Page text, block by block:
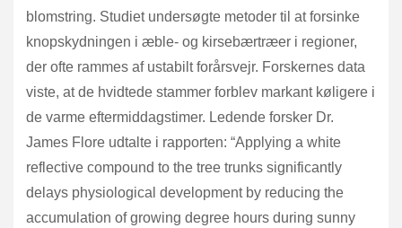
blomstring. Studiet undersøgte metoder til at forsinke
knopskydningen i æble- og kirsebærtræer i regioner,
der ofte rammes af ustabilt forårsvejr. Forskernes data
viste, at de hvidtede stammer forblev markant køligere i
de varme eftermiddagstimer. Ledende forsker Dr.
James Flore udtalte i rapporten: “Applying a white
reflective compound to the tree trunks significantly
delays physiological development by reducing the
accumulation of growing degree hours during sunny